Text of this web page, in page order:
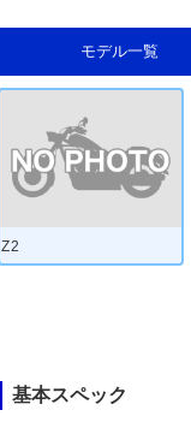
モデル一覧
Z2
基本スペック